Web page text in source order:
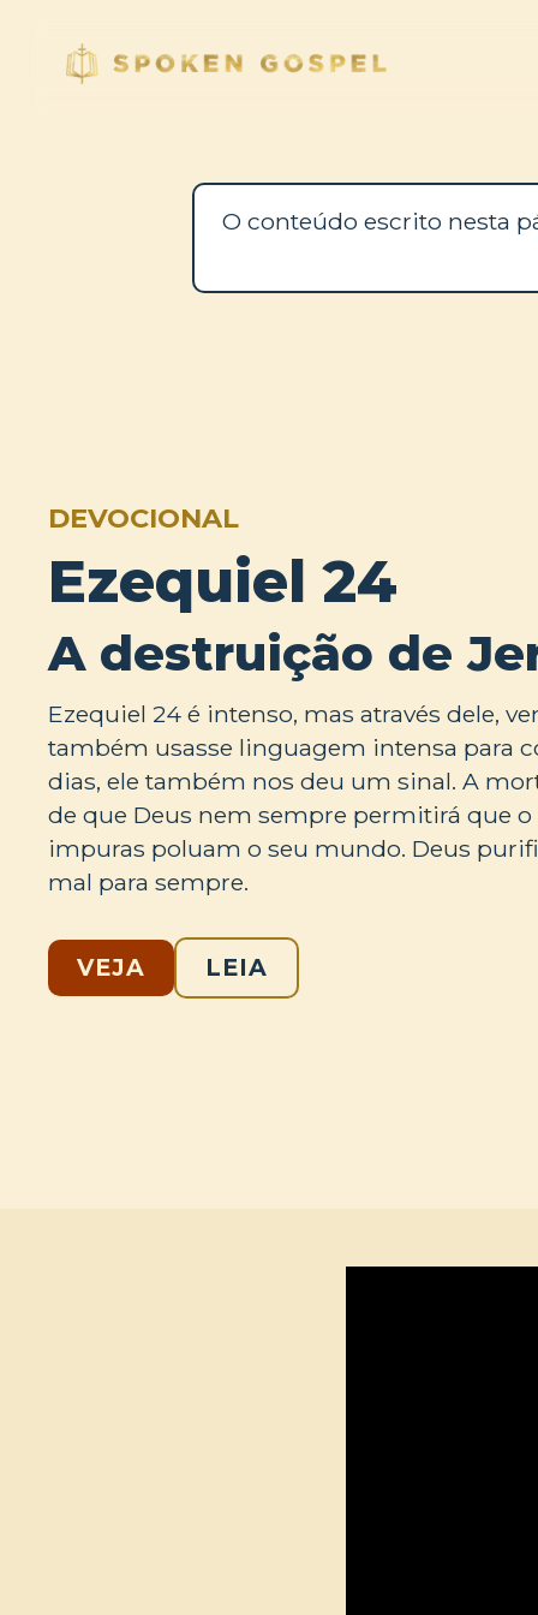
O conteúdo escrito nesta
DEVOCIONAL
Ezequiel 24
A destruição de
Ezequiel 24 é intenso, mas através dele,
também usasse linguagem intensa para
dias, ele também nos deu um sinal. A
de que Deus nem sempre permitirá que
impuras poluam o seu mundo. Deus
mal para sempre.
VEJA LEIA